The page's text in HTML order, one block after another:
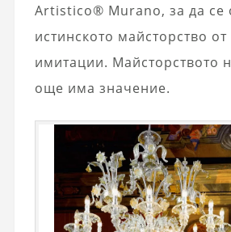
Artistico® Murano, за да се
истинското майсторство от
имитации. Майсторството
още има значение.